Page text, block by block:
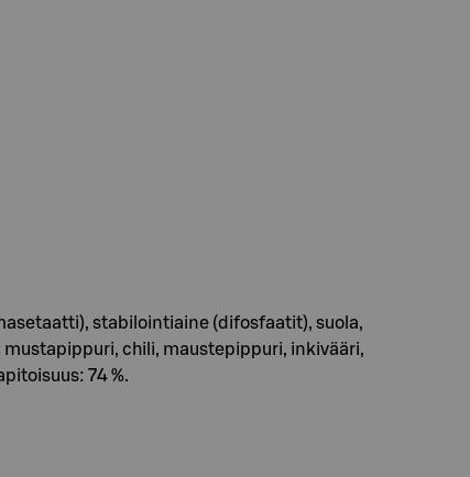
stabilointiaine (difosfaatit), suola,
chili, maustepippuri, inkivääri,
74 %.